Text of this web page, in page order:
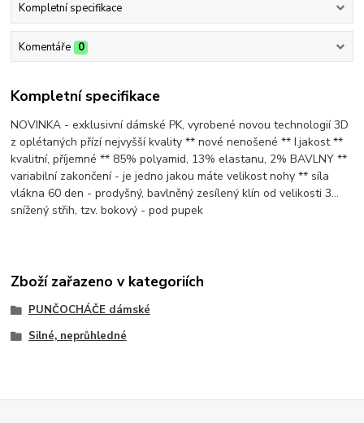
Kompletní specifikace
Komentáře 0
Kompletní specifikace
NOVINKA - exklusivní dámské PK, vyrobené novou technologií 3D
z oplétaných přízí nejvyšší kvality ** nové nenošené ** I.jakost **
kvalitní, příjemné ** 85% polyamid, 13% elastanu, 2% BAVLNY **
variabilní zakončení - je jedno jakou máte velikost nohy ** síla
vlákna 60 den - prodyšný, bavlněný zesílený klín od velikosti 3...
snížený střih, tzv. bokový - pod pupek
Zboží zařazeno v kategoriích
PUNČOCHÁČE dámské
Silné, neprůhledné